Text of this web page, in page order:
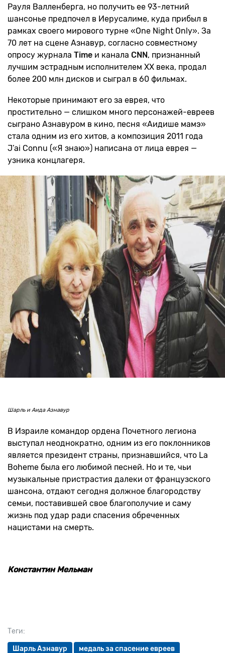
Теги:
Шарль Азнавур медаль за спасение евреев
Рауля Валленберга, но получить ее 93-летний
шансонье предпочел в Иерусалиме, куда прибыл в
рамках своего мирового турне «One Night Only». За
70 лет на сцене Азнавур, согласно совместному
опросу журнала Time и канала CNN, признанный
лучшим эстрадным исполнителем XX века, продал
более 200 млн дисков и сыграл в 60 фильмах.
Некоторые принимают его за еврея, что
простительно — слишком много персонажей-евреев
сыграно Азнавуром в кино, песня «Аидише мамэ»
стала одним из его хитов, а композиция 2011 года
J’ai Connu («Я знаю») написана от лица еврея —
узника концлагеря.
Шарль и Аида Азнавур
В Израиле командор ордена Почетного легиона
выступал неоднократно, одним из его поклонников
является президент страны, признавшийся, что La
Boheme была его любимой песней. Но и те, чьи
музыкальные пристрастия далеки от французского
шансона, отдают сегодня должное благородству
семьи, поставившей свое благополучие и саму
жизнь под удар ради спасения обреченных
нацистами на смерть.
Константин Мельман